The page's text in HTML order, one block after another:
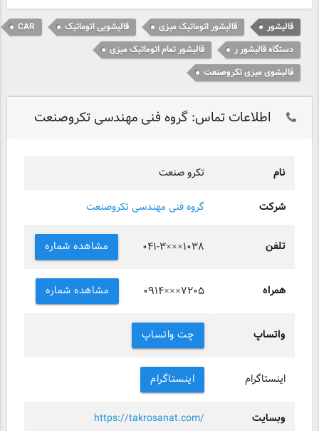
قالیشور قالیشور اتوماتیک میزی قالیشویی اتوماتیک
CAR
دستگاه قالیشور ر
قالیشور تمام اتوماتیک میزی
قالیشوی میزی تکروصنعت
اطلاعات تماس: گروه فنی مهندسی تکروصنعت
نام تکرو صنعت
شرکت گروه فنی مهندسی تکروصنعت
تلفن ۰۴۱-۳×××۱۰۳۸ مشاهده شماره
همراه ۰۹۱۴×××۷۲۰۵ مشاهده شماره
واتساپ چت واتساپ
اینستاگرام اینستاگرام
وبسایت https://takrosanat.com/